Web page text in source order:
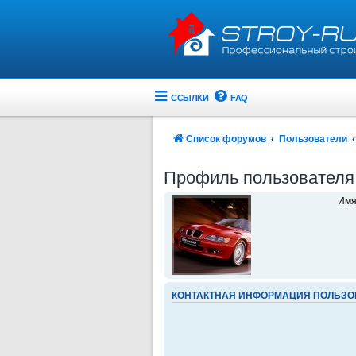
ССЫЛКИ FAQ
Список форумов Пользователи
Профиль
КОНТАКТНАЯ ИНФОРМАЦИЯ